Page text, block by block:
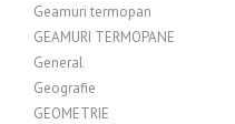
Geamuri termopan
GEAMURI TERMOPANE
General
Geografie
GEOMETRIE